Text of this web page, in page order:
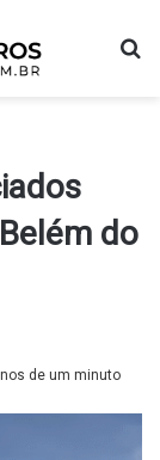
do
de um minuto